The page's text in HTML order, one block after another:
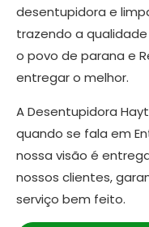
desentupidora e
trazendo a
o povo de parana e
entregar o melhor.
A Desentupidora
quando se fala em
nossa visão é
nossos clientes,
serviço bem feito.